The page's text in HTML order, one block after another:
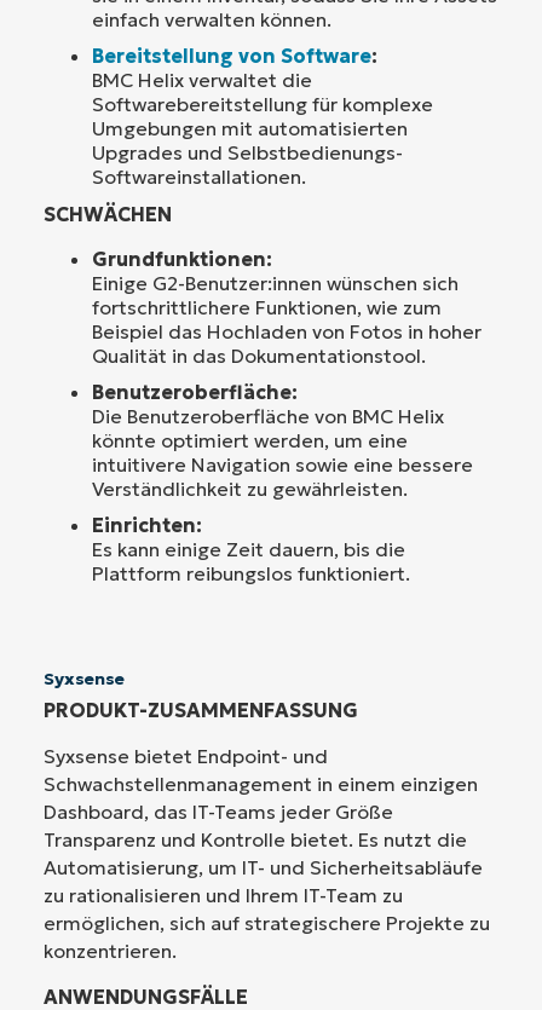
einfach verwalten können.
Bereitstellung von Software:
BMC Helix verwaltet die
Softwarebereitstellung für komplexe
Umgebungen mit automatisierten
Upgrades und Selbstbedienungs-
Softwareinstallationen.
SCHWÄCHEN
Grundfunktionen:
Einige G2-Benutzer:innen wünschen sich
fortschrittlichere Funktionen, wie zum
Beispiel das Hochladen von Fotos in hoher
Qualität in das Dokumentationstool.
Benutzeroberfläche:
Die Benutzeroberfläche von BMC Helix
könnte optimiert werden, um eine
intuitivere Navigation sowie eine bessere
Verständlichkeit zu gewährleisten.
Einrichten:
Es kann einige Zeit dauern, bis die
Plattform reibungslos funktioniert.
Syxsense
PRODUKT-ZUSAMMENFASSUNG
Syxsense bietet Endpoint- und
Schwachstellenmanagement in einem einzigen
Dashboard, das IT-Teams jeder Größe
Transparenz und Kontrolle bietet. Es nutzt die
Automatisierung, um IT- und Sicherheitsabläufe
zu rationalisieren und Ihrem IT-Team zu
ermöglichen, sich auf strategischere Projekte zu
konzentrieren.
ANWENDUNGSFÄLLE